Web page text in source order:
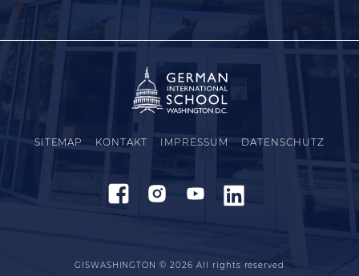
SITEMAP KONTAKT IMPRESSUM DATENSCHUTZ
GISWASHINGTON © 2026 All rights reserved